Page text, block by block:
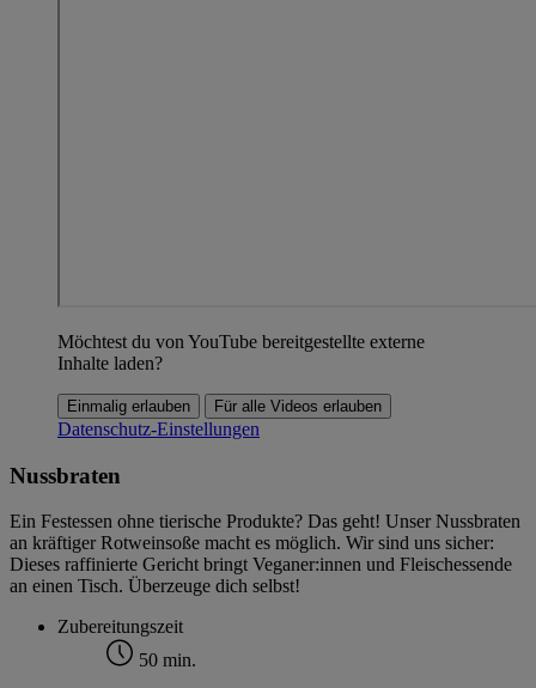
Möchtest du von YouTube bereitgestellte externe
Inhalte laden?
Einmalig erlauben Für alle Videos erlauben
Datenschutz-Einstellungen
Nussbraten
Ein Festessen ohne tierische Produkte? Das geht! Unser Nussbraten
an kräftiger Rotweinsoße macht es möglich. Wir sind uns sicher:
Dieses raffinierte Gericht bringt Veganer:innen und Fleischessende
an einen Tisch. Überzeuge dich selbst!
Zubereitungszeit
50 min.